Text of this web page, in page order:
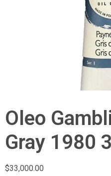
Oleo
Gray 1980
$33,000.00